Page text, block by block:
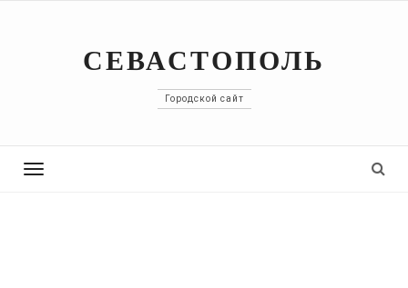
СЕВАСТОПОЛЬ
Городской сайт
Toggle